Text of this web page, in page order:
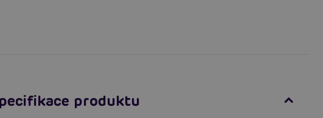
produktu